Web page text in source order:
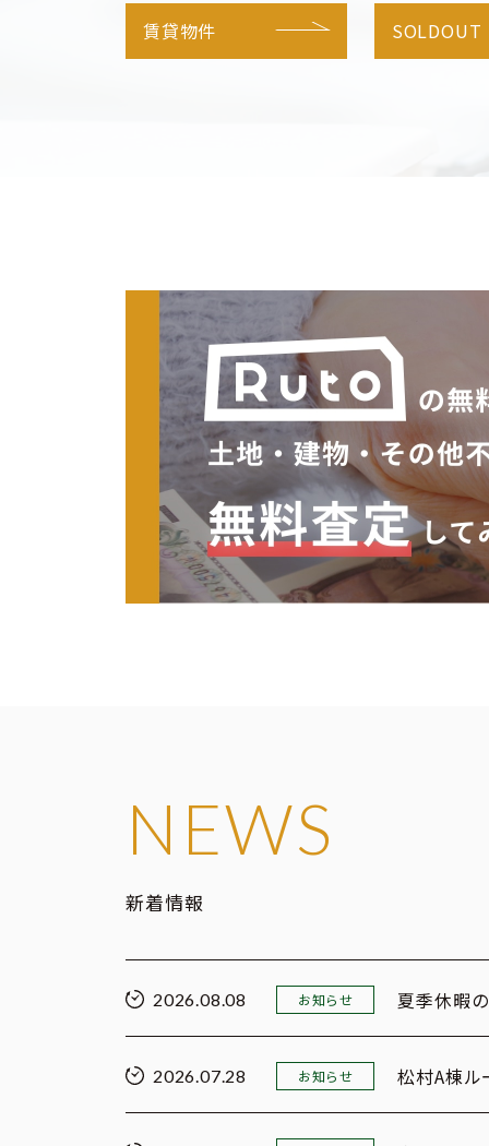
賃貸物件 SOLDOUT
NEWS
新着情報
2026.08.08 お知らせ 夏季休暇
2026.07.28 お知らせ 松村A棟ル